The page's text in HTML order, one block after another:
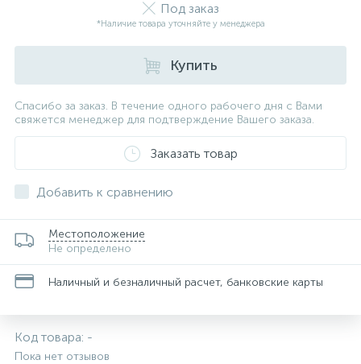
Под заказ
*Наличие товара уточняйте у менеджера
Купить
Спасибо за заказ. В течение одного рабочего дня с Вами
свяжется менеджер для подтверждение Вашего заказа.
Заказать товар
Добавить к сравнению
Местоположение
Не определено
Наличный и безналичный расчет, банковские карты
Код товара: -
Пока нет отзывов